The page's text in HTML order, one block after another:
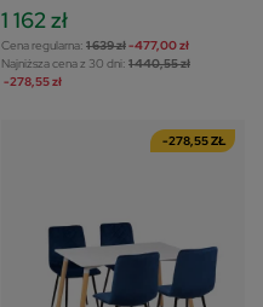
1 162 zł
Cena regularna: 1 639 zł-477,00 zł
Najniższa cena z 30 dni: 1 440,55 zł
-278,55 zł
-278,55 ZŁ